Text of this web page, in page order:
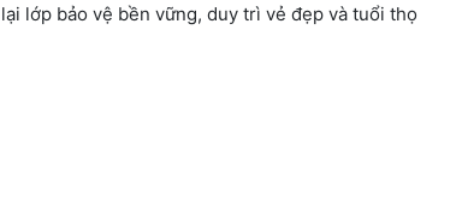
lớp bảo vệ bền vững, duy trì vẻ đẹp và tuổi thọ